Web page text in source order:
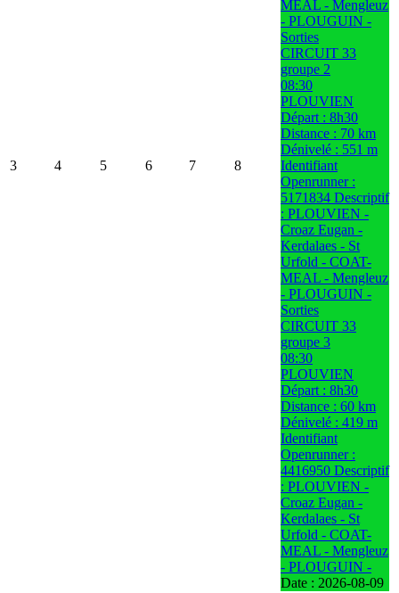
3 4 5 6 7 8
MEAL - Mengleuz
- PLOUGUIN -
Sorties
CIRCUIT 33
groupe 2
08:30
PLOUVIEN
Départ : 8h30
Distance : 70 km
Dénivelé : 551 m
Identifiant
Openrunner :
5171834 Descriptif
: PLOUVIEN -
Croaz Eugan -
Kerdalaes - St
Urfold - COAT-
MEAL - Mengleuz
- PLOUGUIN -
Sorties
CIRCUIT 33
groupe 3
08:30
PLOUVIEN
Départ : 8h30
Distance : 60 km
Dénivelé : 419 m
Identifiant
Openrunner :
4416950 Descriptif
: PLOUVIEN -
Croaz Eugan -
Kerdalaes - St
Urfold - COAT-
MEAL - Mengleuz
- PLOUGUIN -
Date : 2026-08-09